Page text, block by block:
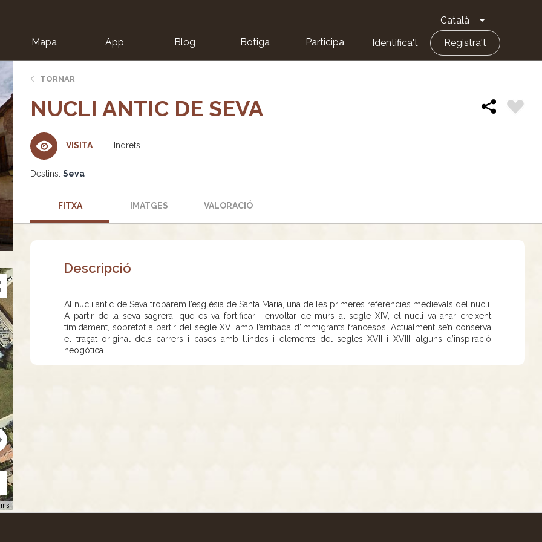
Català Toggle
Mapa App Blog Botiga Participa Identifica't Registra't
TORNAR
NUCLI ANTIC DE SEVA
VISITA Indrets
Destins: Seva
FITXA IMATGES VALORACIÓ
Descripció
Al nucli antic de Seva trobarem l’església de Santa Maria, una de les primeres referències medievals del nucli.
A partir de la seva sagrera, que es va fortificar i envoltar de murs al segle XIV, el nucli va anar creixent
tímidament, sobretot a partir del segle XVI amb l’arribada d’immigrants francesos. Actualment se’n conserva
el traçat original dels carrers i cases amb llindes i elements del segles XVII i XVIII, alguns d’inspiració
neogòtica.